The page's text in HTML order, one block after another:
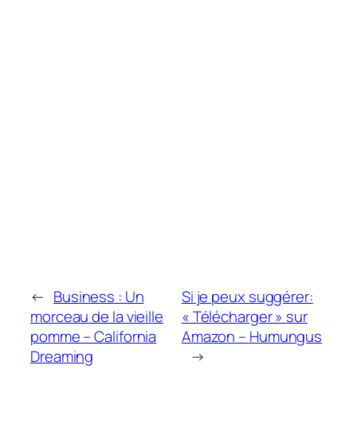
← Business : Un
morceau de la vieille
pomme – California
Dreaming
Si je peux suggérer:
« Télécharger » sur
Amazon – Humungus
→